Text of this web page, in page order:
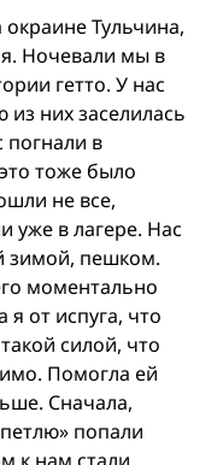
Тульчина,
Ночевали мы в
гетто. У нас
них заселилась
погнали в
тоже было
не все,
уже в лагере. Нас
зимой, пешком.
моментально
от испуга, что
силой, что
Помогла ей
Сначала,
попали